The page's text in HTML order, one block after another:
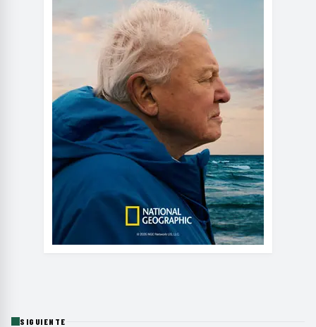
SIGUIENTE